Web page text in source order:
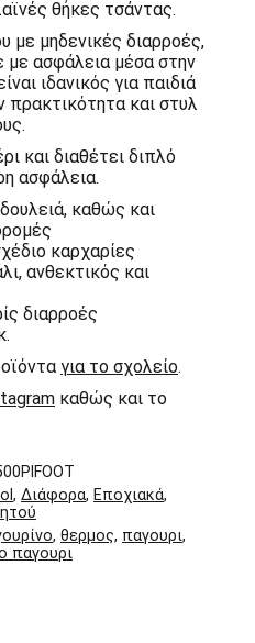
θήκες τσάντας.
με μηδενικές διαρροές,
με ασφάλεια μέσα στην
ιδανικός για παιδιά
πρακτικότητα και στυλ
και διαθέτει διπλό
ασφάλεια.
καθώς και
καρχαρίες
ανθεκτικός και
διαρροές
για το σχολείο.
καθώς και το
, Διάφορα, Εποχιακά,
, θερμος, παγουρι,
παγουρι